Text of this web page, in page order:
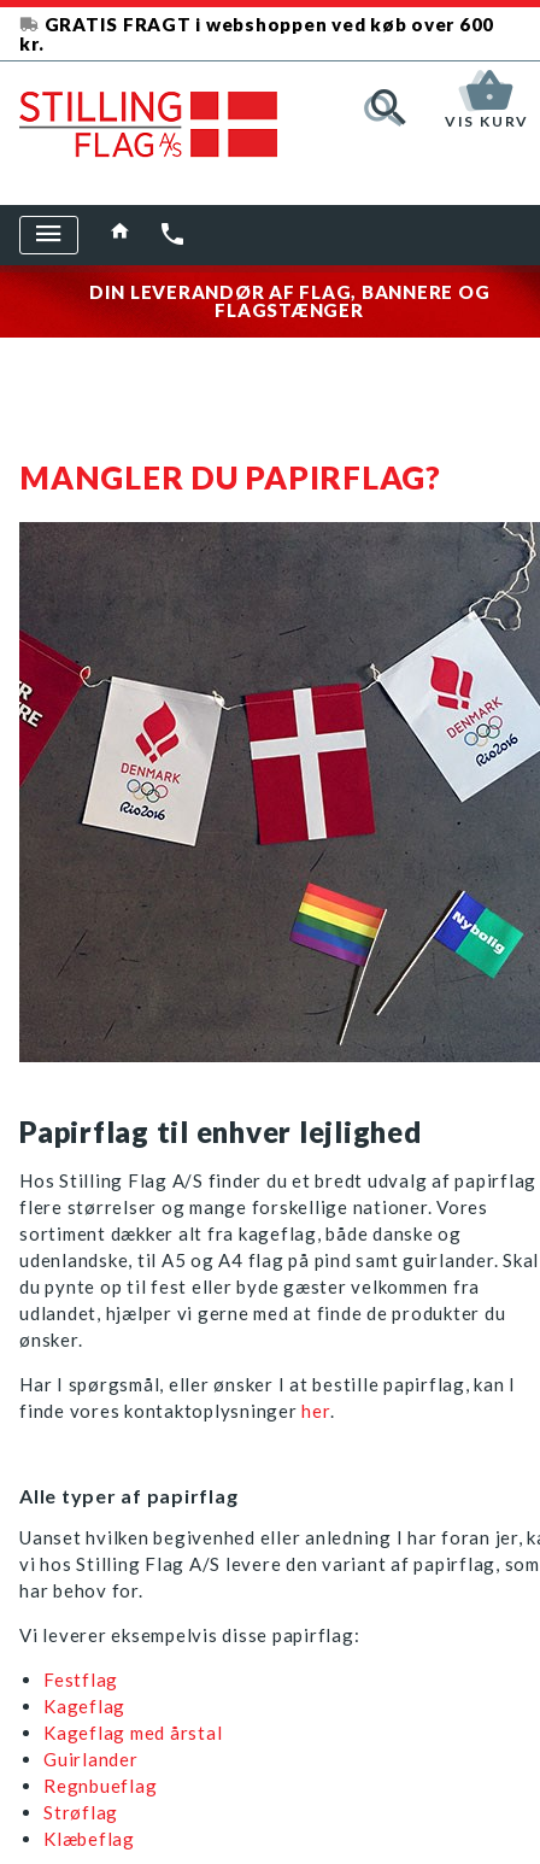
GRATIS FRAGT i webshoppen ved køb over 600
kr.
VIS KURV
DIN LEVERANDØR AF FLAG, BANNERE OG
FLAGSTÆNGER
MANGLER DU PAPIRFLAG?
Papirflag til enhver lejlighed
Hos Stilling Flag A/S finder du et bredt udvalg af papirflag
flere størrelser og mange forskellige nationer. Vores
sortiment dækker alt fra kageflag, både danske og
udenlandske, til A5 og A4 flag på pind samt guirlander. Skal
du pynte op til fest eller byde gæster velkommen fra
udlandet, hjælper vi gerne med at finde de produkter du
ønsker.
Har I spørgsmål, eller ønsker I at bestille papirflag, kan I
finde vores kontaktoplysningerher.
Alle typer af papirflag
Uanset hvilken begivenhed eller anledning I har foran jer,
vi hos Stilling Flag A/S levere den variant af papirflag,
har behov for.
Vi leverer eksempelvis disse papirflag:
Festflag
Kageflag
Kageflag med årstal
Guirlander
Regnbueflag
Strøflag
Klæbeflag